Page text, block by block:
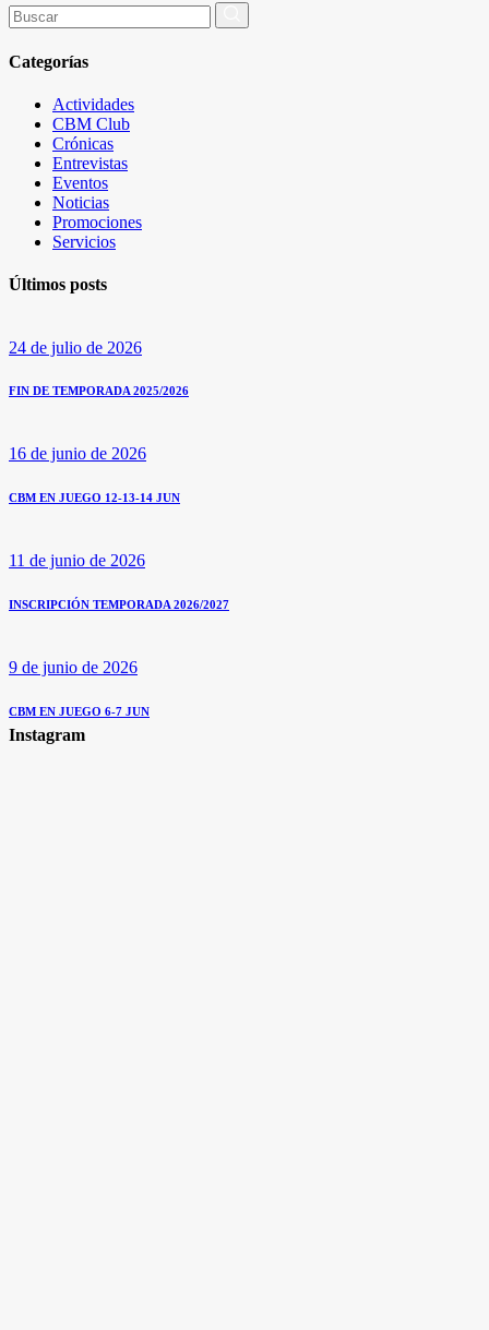
Buscar
por:
Categorías
Actividades
CBM Club
Crónicas
Entrevistas
Eventos
Noticias
Promociones
Servicios
Últimos posts
24 de julio de 2026
FIN DE TEMPORADA 2025/2026
16 de junio de 2026
CBM EN JUEGO 12-13-14 JUN
11 de junio de 2026
INSCRIPCIÓN TEMPORADA 2026/2027
9 de junio de 2026
CBM EN JUEGO 6-7 JUN
Instagram